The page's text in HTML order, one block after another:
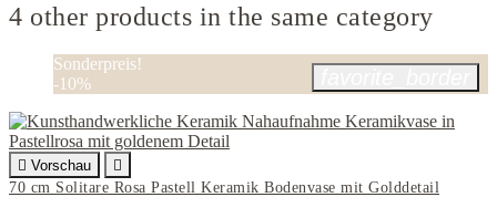
4 other products in the same category
Sonderpreis!
-10%
 Vorschau

70 cm Solitare Rosa Pastell Keramik Bodenvase mit Golddetail